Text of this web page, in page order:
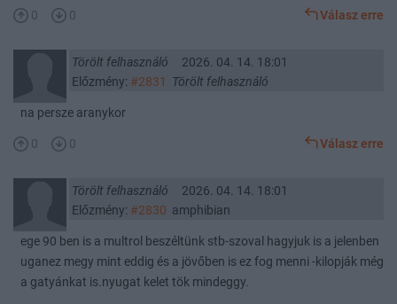
0 0 Válasz erre
Törölt felhasználó
2026. 04. 14. 18:01
Előzmény: #2831 Törölt felhasználó
na persze aranykor
0 0 Válasz erre
Törölt felhasználó
2026. 04. 14. 18:01
Előzmény: #2830 amphibian
ege 90 ben is a multrol beszéltünk stb-szoval hagyjuk is a jelenben
uganez megy mint eddig és a jövőben is ez fog menni -kilopják még
a gatyánkat is.nyugat kelet tök mindeggy.